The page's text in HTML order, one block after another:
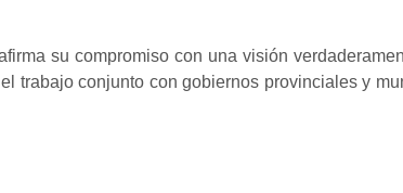
su compromiso con una visión
trabajo conjunto con gobiernos provinciales y